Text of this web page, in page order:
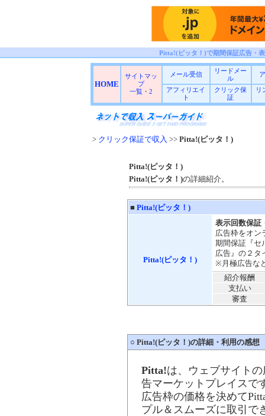
Pitta!(ピッタ！)で期間保証広告・
HOME
サイトマッ
プ
一覧 ・ 2
メール受信
リードメー
ル
アフィリエイ
ト
クリック保
証
リ
> クリック保証で収入 >> Pitta!(ピッタ！)
Pitta!(ピッタ！)
Pitta!(ピッタ！)の詳細紹介。
■ Pitta!(ピッタ！)
Pitta!(ピッタ！)
表示回数保証
広告枠をオン
期間保証『セ
広告』の２タ
※月極広告な
紹介報酬
支払い
審査
○ Pitta!(ピッタ！)の詳細・利用の感想
Pitta!は、ウェブサイト
告マーケットプレイスで
広告枠の価格を決めて
プル＆スムーズに取引で